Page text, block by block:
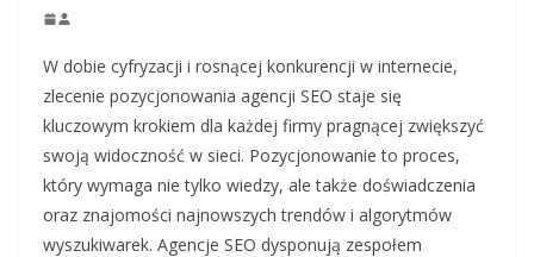
W dobie cyfryzacji i rosnącej konkurencji w internecie,
zlecenie pozycjonowania agencji SEO staje się
kluczowym krokiem dla każdej firmy pragnącej zwiększyć
swoją widoczność w sieci. Pozycjonowanie to proces,
który wymaga nie tylko wiedzy, ale także doświadczenia
oraz znajomości najnowszych trendów i algorytmów
wyszukiwarek. Agencje SEO dysponują zespołem